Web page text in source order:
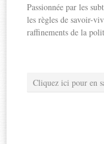
Passionnée par les
les règles de savoir-
raffinements de la
Cliquez ici pour en